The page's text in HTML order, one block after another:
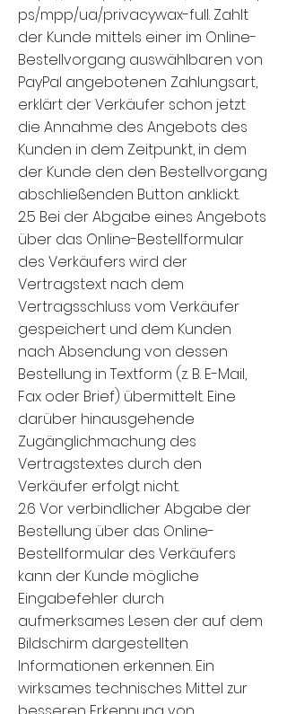
ps/mpp/ua/privacywax-full. Zahlt
der Kunde mittels einer im Online-
Bestellvorgang auswählbaren von
PayPal angebotenen Zahlungsart,
erklärt der Verkäufer schon jetzt
die Annahme des Angebots des
Kunden in dem Zeitpunkt, in dem
der Kunde den den Bestellvorgang
abschließenden Button anklickt.
2.5 Bei der Abgabe eines Angebots
über das Online-Bestellformular
des Verkäufers wird der
Vertragstext nach dem
Vertragsschluss vom Verkäufer
gespeichert und dem Kunden
nach Absendung von dessen
Bestellung in Textform (z. B. E-Mail,
Fax oder Brief) übermittelt. Eine
darüber hinausgehende
Zugänglichmachung des
Vertragstextes durch den
Verkäufer erfolgt nicht.
2.6 Vor verbindlicher Abgabe der
Bestellung über das Online-
Bestellformular des Verkäufers
kann der Kunde mögliche
Eingabefehler durch
aufmerksames Lesen der auf dem
Bildschirm dargestellten
Informationen erkennen. Ein
wirksames technisches Mittel zur